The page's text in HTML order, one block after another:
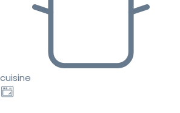
cuisine